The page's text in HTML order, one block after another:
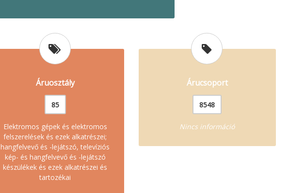
Áruosztály
85
Elektromos gépek és elektromos
felszerelések és ezek alkatrészei;
hangfelvevő és -lejátszó, televíziós
kép- és hangfelvevő és -lejátszó
készülékek és ezek alkatrészei és
tartozékai
Árucsoport
8548
Nincs információ